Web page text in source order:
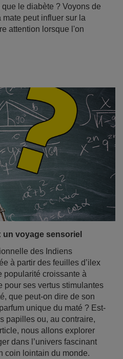
le diabète ? Voyons de
peut influer sur la
attention lorsque l'on
un voyage sensoriel
des Indiens
à partir des feuilles d’ilex
popularité croissante à
pour ses vertus stimulantes
que peut-on dire de son
unique du maté ? Est-
papilles ou, au contraire,
nous allons explorer
dans l’univers fascinant
coin lointain du monde.